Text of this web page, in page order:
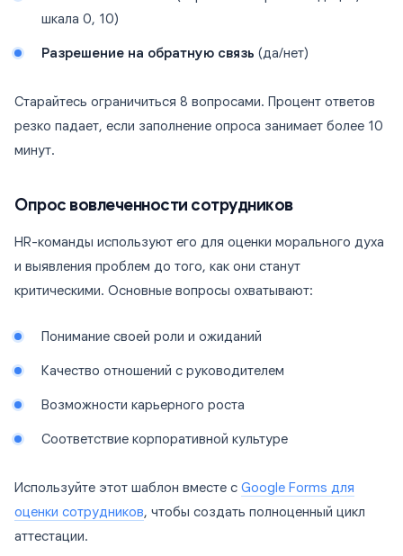
шкала 0, 10)
Разрешение на обратную связь (да/нет)
Старайтесь ограничиться 8 вопросами. Процент ответов
резко падает, если заполнение опроса занимает более 10
минут.
Опрос вовлеченности сотрудников
HR-команды используют его для оценки морального духа
и выявления проблем до того, как они станут
критическими. Основные вопросы охватывают:
Понимание своей роли и ожиданий
Качество отношений с руководителем
Возможности карьерного роста
Соответствие корпоративной культуре
Используйте этот шаблон вместе с Google Forms для
оценки сотрудников, чтобы создать полноценный цикл
аттестации.